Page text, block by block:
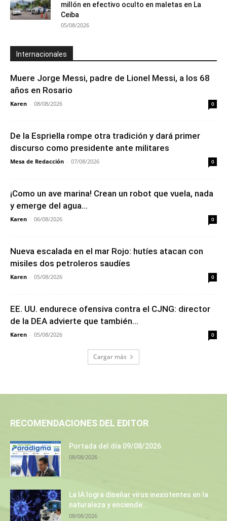
millón en efectivo oculto en maletas en La
Ceiba
05/08/2026
Internacionales
Muere Jorge Messi, padre de Lionel Messi, a los 68
años en Rosario
Karen - 08/08/2026 0
De la Espriella rompe otra tradición y dará primer
discurso como presidente ante militares
Mesa de Redacción - 07/08/2026 0
¡Como un ave marina! Crean un robot que vuela, nada
y emerge del agua...
Karen - 06/08/2026 0
Nueva escalada en el mar Rojo: hutíes atacan con
misiles dos petroleros saudíes
Karen - 05/08/2026 0
EE. UU. endurece ofensiva contra el CJNG: director
de la DEA advierte que también...
Karen - 05/08/2026 0
Cargar más
RECOMENDACIONES DEL EDITOR
Portada del día 09/08/2026
08/08/2026
La IA logra diseñar virus inexistentes en la
naturaleza y enciende...
08/08/2026